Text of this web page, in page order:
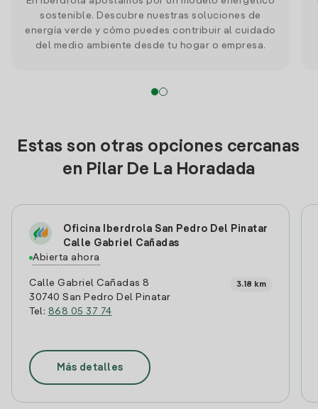
sostenible. Descubre nuestras soluciones de
energía verde y cómo puedes contribuir al cuidado
del medio ambiente desde tu hogar o empresa.
Estas son otras opciones cercanas
en Pilar De La Horadada
Oficina Iberdrola San Pedro Del Pinatar
Calle Gabriel Cañadas
Abierta ahora
Calle Gabriel Cañadas 8
30740 San Pedro Del Pinatar
Tel: 868 05 37 74
3.18 km
Más detalles